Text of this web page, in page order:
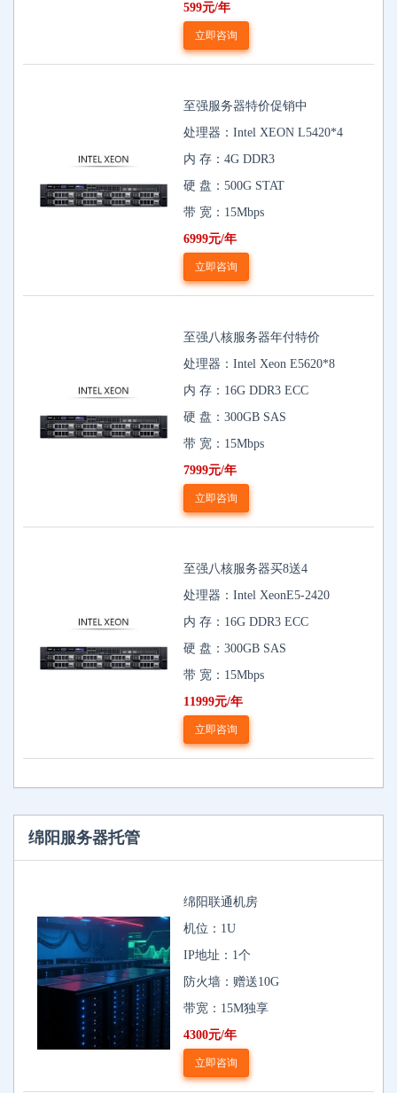
599元/年
立即咨询
至强服务器特价促销中
处理器：Intel XEON L5420*4
内 存：4G DDR3
硬 盘：500G STAT
带 宽：15Mbps
6999元/年
立即咨询
至强八核服务器年付特价
处理器：Intel Xeon E5620*8
内 存：16G DDR3 ECC
硬 盘：300GB SAS
带 宽：15Mbps
7999元/年
立即咨询
至强八核服务器买8送4
处理器：Intel XeonE5-2420
内 存：16G DDR3 ECC
硬 盘：300GB SAS
带 宽：15Mbps
11999元/年
立即咨询
绵阳服务器托管
绵阳联通机房
机位：1U
IP地址：1个
防火墙：赠送10G
带宽：15M独享
4300元/年
立即咨询